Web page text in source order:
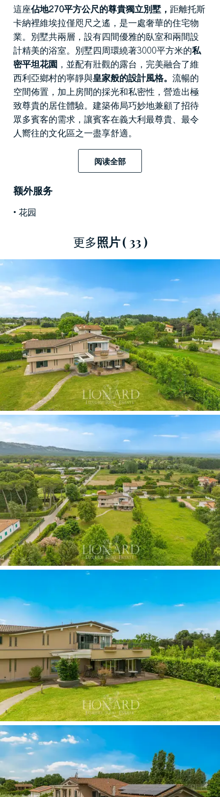
這座佔地270平方公尺的尊貴獨立別墅， 距離托斯
卡納裡維埃拉僅咫尺之遙，是一處奢華的住宅物
業。別墅共兩層，設有四間優雅的臥室和兩間設
計精美的浴室。別墅四周環繞著3000平方米的私
密平坦花園 ，並配有壯觀的露台，完美融合了維
西利亞鄉村的寧靜與皇家般的設計風格。 流暢的
空間佈置，加上房間的採光和私密性，營造出極
致尊貴的居住體驗。建築佈局巧妙地兼顧了招待
眾多賓客的需求，讓賓客在義大利最尊貴、最令
人嚮往的文化區之一盡享舒適。
罕見的沉穩設計脫穎而出，
外觀與周圍鬱鬱蔥蔥的植被和諧相融，精緻的窗
坡屋頂，採用木框架和傳統磚塊結構，並巧妙地
整合了
開啟了通往極致優雅室內空間的旅程。精選的優
質材料與無可挑剔的維護，更彰顯了整個住宅區
的尊貴與奢華。
室內空間佈置營造出優雅的社交氛圍，寬敞的空
間和奢華的細節設計相得益彰。主層設有氣派的
接待大廳，
精美的紅色大理石地面與紋理大理石
打造的醒目角落壁爐交相輝映。一扇精緻的滑動
門通往寬敞的廚房餐廳。另一個優雅的起居空間
可用作圖書館和私人書房，全部採用客製化深色
木鑲板和拋光拼花地板。主臥室套房的浴室設計
同樣令人驚艷，展現奢華風格。
戶外空間宛如一片難得的自然寧靜綠洲，確保了
絕對的隱私。佔地3000平方米的宏偉公園，精心
維護成一片草坪，點綴著觀賞植物和百年古樹，
寬敞的蔭涼區域專為戶外休閒放鬆而設計。此
外，園區內也已獲得規劃許可，今年將建造一座
大型嵌入式游泳池，選址於陽光最充足的位置，
更添戶外空間的尊貴氣質。位於上層的壯觀陽光
露台，鋪設著赤陶磚，配上古樸的鍛鐵欄桿，將
室內外空間完美連接，是舉辦聚會、欣賞週邊鄉
村美景的理想場所。
阅读全部
额外服务
花园
更多照片( 33 )